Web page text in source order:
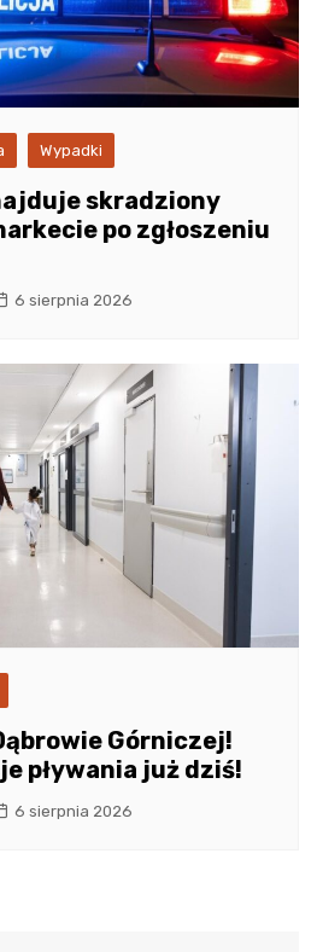
Wypadki
skradziony
po zgłoszeniu
6 sierpnia 2026
Górniczej!
pływania już dziś!
6 sierpnia 2026